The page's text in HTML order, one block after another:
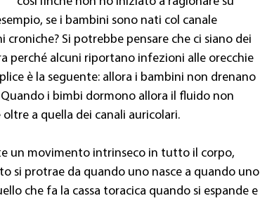
se i bambini sono nati col canale
Si potrebbe pensare che ci siano dei
perché alcuni riportano infezioni alle orecchie
è la seguente: allora i bambini non drenano
i bimbi dormono allora il fluido non
a quella dei canali auricolari.
un movimento intrinseco in tutto il corpo,
si protrae da quando uno nasce a quando uno
che fa la cassa toracica quando si espande e